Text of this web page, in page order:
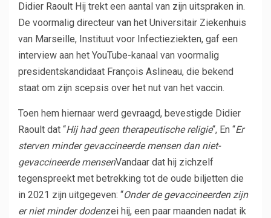
Didier Raoult Hij trekt een aantal van zijn uitspraken in.
De voormalig directeur van het Universitair Ziekenhuis
van Marseille, Instituut voor Infectieziekten, gaf een
interview aan het YouTube-kanaal van voormalig
presidentskandidaat François Aslineau, die bekend
staat om zijn scepsis over het nut van het vaccin.
Toen hem hiernaar werd gevraagd, bevestigde Didier
Raoult dat “Hij had geen therapeutische religie“, En “Er
sterven minder gevaccineerde mensen dan niet-
gevaccineerde mensenVandaar dat hij zichzelf
tegenspreekt met betrekking tot de oude biljetten die
in 2021 zijn uitgegeven: “Onder de gevaccineerden zijn
er niet minder dodenzei hij, een paar maanden nadat ik